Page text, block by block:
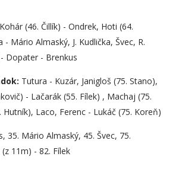
Kohár (46. Čillík) - Ondrek, Hoti (64.
- Mário Almaský, J. Kudlička, Švec, R.
Dopater - Brenkus
Tutura - Kuzár, Janigloš (75. Stano),
- Lačarák (55. Fílek) , Machaj (75.
Hutník), Laco, Ferenc - Lukáč (75. Koreň)
35. Mário Almaský, 45. Švec, 75.
11m) - 82. Fílek